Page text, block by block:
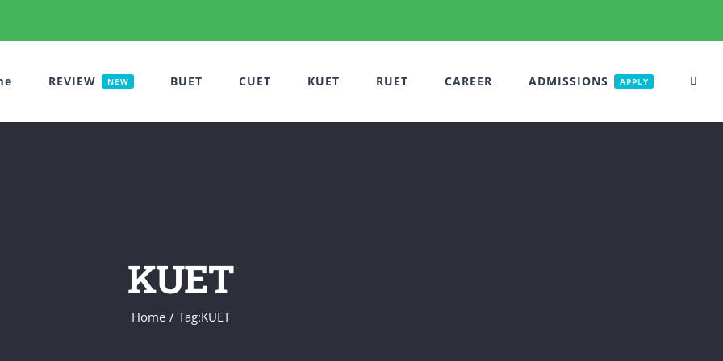
REVIEW NEW BUET CUET KUET RUET CAREER ADMISSIONS APPLY
KUET
Home Tag:KUET